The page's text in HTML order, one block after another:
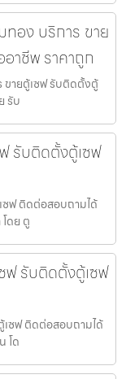
อง บริการ ขาย
าชีพ ราคาถูก
ขายตู้เซฟ รับติดตั้งตู้
รับ
รับติดตั้งตู้เซฟ
ซฟ ติดต่อสอบถามได้
ดย ตู
ฟ รับติดตั้งตู้เซฟ
เซฟ ติดต่อสอบถามได้
โด